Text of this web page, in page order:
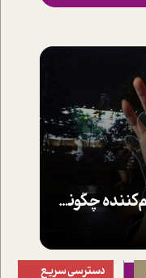
الگوی روابط یک‌طرفه و ناکام‌کننده چگونه است؟
دسترسی سریع